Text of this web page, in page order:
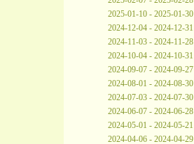
2025-01-10 - 2025-01-30
2024-12-04 - 2024-12-31
2024-11-03 - 2024-11-28
2024-10-04 - 2024-10-31
2024-09-07 - 2024-09-27
2024-08-01 - 2024-08-30
2024-07-03 - 2024-07-30
2024-06-07 - 2024-06-28
2024-05-01 - 2024-05-21
2024-04-06 - 2024-04-29